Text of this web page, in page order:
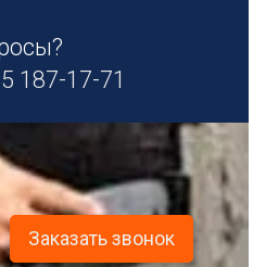
187-17-71
Заказать звонок